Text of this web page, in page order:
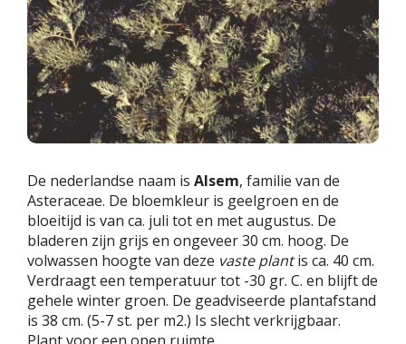
De nederlandse naam is Alsem, familie van de
Asteraceae. De bloemkleur is geelgroen en de
bloeitijd is van ca. juli tot en met augustus. De
bladeren zijn grijs en ongeveer 30 cm. hoog. De
volwassen hoogte van deze vaste plantis ca. 40 cm.
Verdraagt een temperatuur tot -30 gr. C. en blijft de
gehele winter groen. De geadviseerde plantafstand
is 38 cm. (5-7 st. per m2.) Is slecht verkrijgbaar.